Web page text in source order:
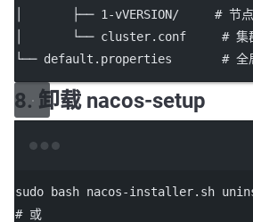
│       ├── 1-vVERSION/     # 节
│       └── cluster.conf     # 集
└── default.properties       # 全局
8. 卸载 nacos-setup
sudo bash nacos-installer.sh
# 或